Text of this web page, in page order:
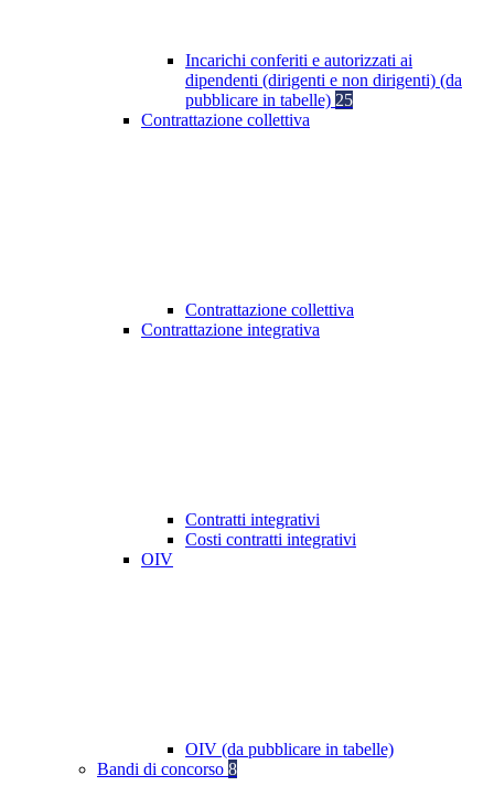
Incarichi conferiti e autorizzati ai
dipendenti (dirigenti e non dirigenti) (da
pubblicare in tabelle) 25
Contrattazione collettiva
Contrattazione collettiva
Contrattazione integrativa
Contratti integrativi
Costi contratti integrativi
OIV
OIV (da pubblicare in tabelle)
Bandi di concorso 8